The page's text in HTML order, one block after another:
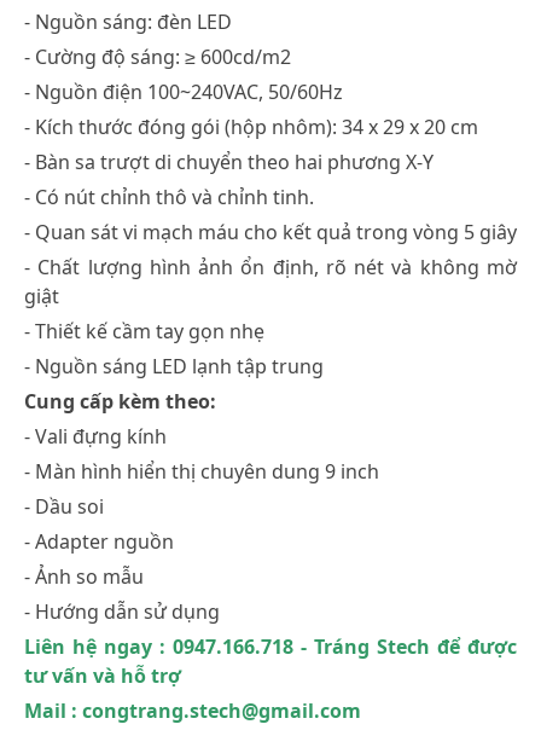
- Nguồn sáng: đèn LED
- Cường độ sáng: ≥ 600cd/m2
- Nguồn điện 100~240VAC, 50/60Hz
- Kích thước đóng gói (hộp nhôm): 34 x 29 x 20 cm
- Bàn sa trượt di chuyển theo hai phương X-Y
- Có nút chỉnh thô và chỉnh tinh.
- Quan sát vi mạch máu cho kết quả trong vòng 5 giây
- Chất lượng hình ảnh ổn định, rõ nét và không mờ
giật
- Thiết kế cầm tay gọn nhẹ
- Nguồn sáng LED lạnh tập trung
Cung cấp kèm theo:
- Vali đựng kính
- Màn hình hiển thị chuyên dung 9 inch
- Dầu soi
- Adapter nguồn
- Ảnh so mẫu
- Hướng dẫn sử dụng
Liên hệ ngay : 0947.166.718 - Tráng Stech để được
tư vấn và hỗ trợ
Mail : congtrang.stech@gmail.com